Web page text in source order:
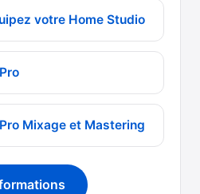
votre Home Studio
Mixage et Mastering